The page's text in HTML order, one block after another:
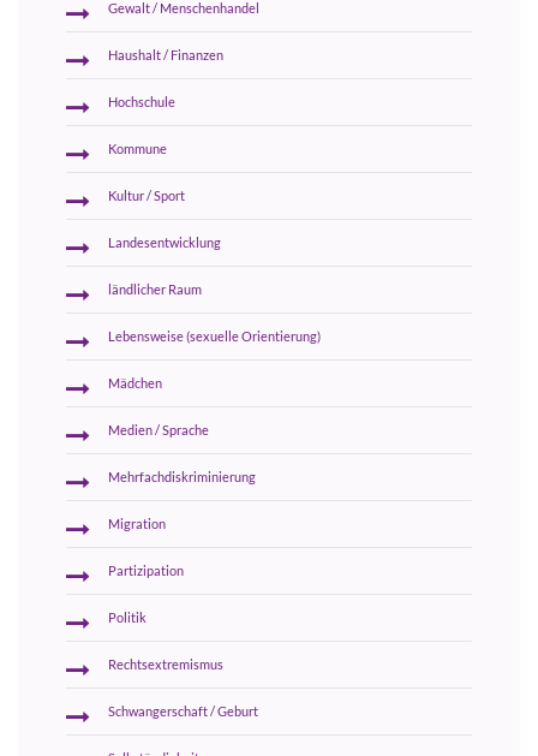
Gewalt / Menschenhandel
Haushalt / Finanzen
Hochschule
Kommune
Kultur / Sport
Landesentwicklung
ländlicher Raum
Lebensweise (sexuelle Orientierung)
Mädchen
Medien / Sprache
Mehrfachdiskriminierung
Migration
Partizipation
Politik
Rechtsextremismus
Schwangerschaft / Geburt